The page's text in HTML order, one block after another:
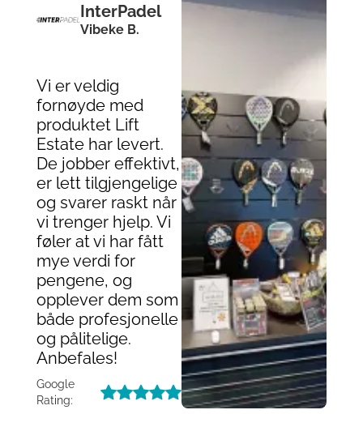
InterPadel
Vibeke B.
Vi er veldig
fornøyde med
produktet Lift
Estate har levert.
De jobber effektivt,
er lett tilgjengelige
og svarer raskt når
vi trenger hjelp. Vi
føler at vi har fått
mye verdi for
pengene, og
opplever dem som
både profesjonelle
og pålitelige.
Anbefales!
Google
Rating: